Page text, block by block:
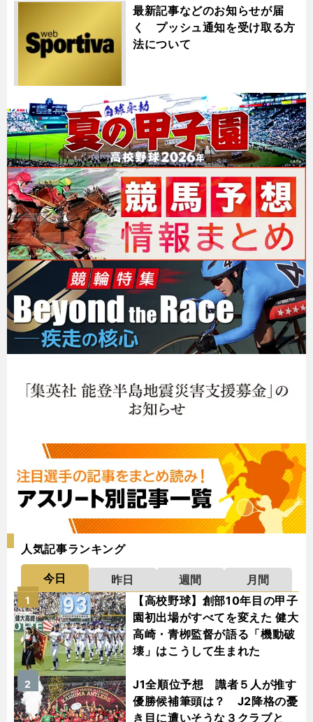
最新記事などのお知らせが届
く プッシュ通知を受け取る方
法について
人気記事ランキング
今日 昨日 週間
月間
【高校野球】創部10年目の甲子
園初出場がすべてを変えた 健大
高崎・青栁監督が語る「機動破
壊」はこうして生まれた
1
J1全順位予想 識者５人が推す
優勝候補筆頭は？ J2降格の憂
き目に遭いそうな３クラブと
2